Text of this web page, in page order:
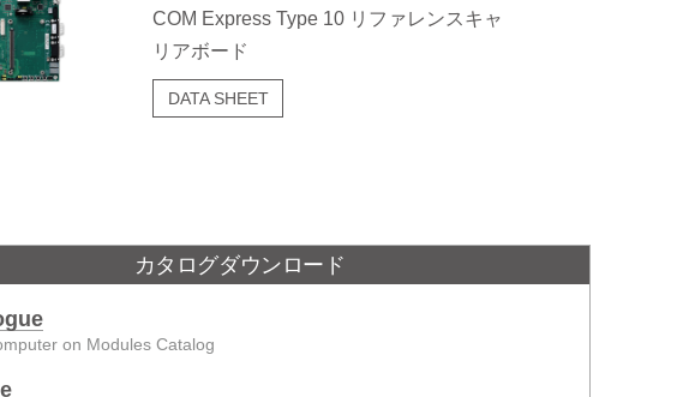
COM Express Type 10 リファレンスキャ
リアボード
DATA SHEET
カタログダウンロード
on Modules Catalog